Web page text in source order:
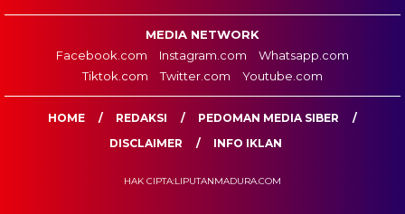
MEDIA NETWORK
Facebook.com
Instagram.com
Whatsapp.com
Tiktok.com
Twitter.com Youtube.com
HOME REDAKSI
PEDOMAN MEDIA SIBER
DISCLAIMER
INFO IKLAN
HAK CIPTA:LIPUTANMADURA.COM